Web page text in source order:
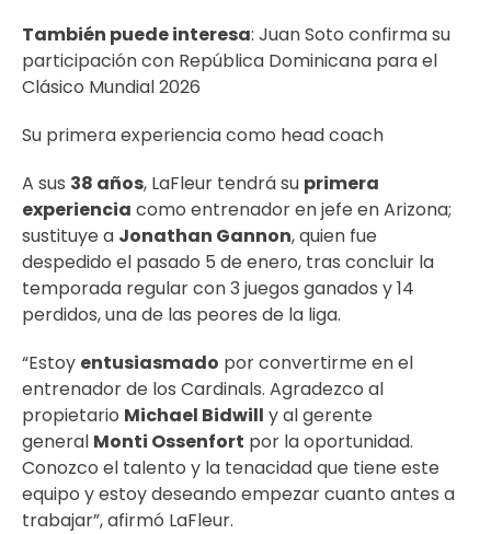
También puede interesa: Juan Soto confirma su
participación con República Dominicana para el
Clásico Mundial 2026
Su primera experiencia como head coach
A sus 38 años, LaFleur tendrá su primera
experiencia como entrenador en jefe en Arizona;
sustituye a Jonathan Gannon, quien fue
despedido el pasado 5 de enero, tras concluir la
temporada regular con 3 juegos ganados y 14
perdidos, una de las peores de la liga.
“Estoy entusiasmado por convertirme en el
entrenador de los Cardinals. Agradezco al
propietario Michael Bidwill y al gerente
general Monti Ossenfort por la oportunidad.
Conozco el talento y la tenacidad que tiene este
equipo y estoy deseando empezar cuanto antes a
trabajar”, afirmó LaFleur.